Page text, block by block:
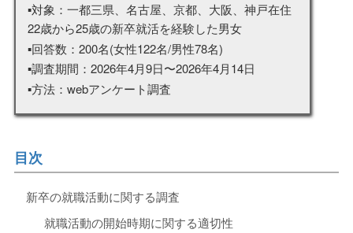
▪️対象：一都三県、名古屋、京都、大阪、神戸在住
22歳から25歳の新卒就活を経験した男女
▪️回答数：200名(女性122名/男性78名)
▪️調査期間：2026年4月9日〜2026年4月14日
▪️方法：webアンケート調査
目次
新卒の就職活動に関する調査
就職活動の開始時期に関する適切性